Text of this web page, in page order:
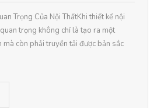
Trọng Của Nội ThấtKhi thiết kế nội
trọng không chỉ là tạo ra một
mà còn phải truyền tải được bản sắc